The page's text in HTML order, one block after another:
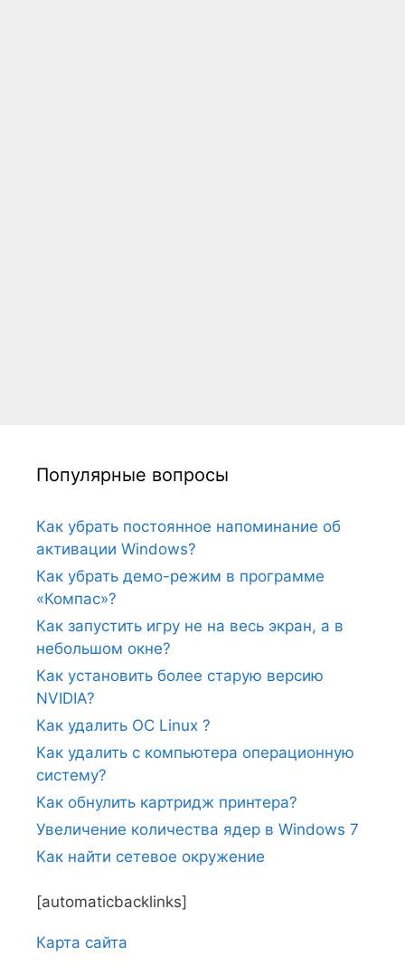
Популярные вопросы
Как убрать постоянное напоминание об
активации Windows?
Как убрать демо-режим в программе
«Компас»?
Как запустить игру не на весь экран, а в
небольшом окне?
Как установить более старую версию
NVIDIA?
Как удалить ОС Linux ?
Как удалить с компьютера операционную
систему?
Как обнулить картридж принтера?
Увеличение количества ядер в Windows 7
Как найти сетевое окружение
[automaticbacklinks]
Карта сайтa